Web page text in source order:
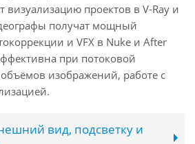
визуализацию проектов в V-Ray и
получат мощный
и VFX в Nuke и After
при потоковой
изображений, работе с
вид, подсветку и